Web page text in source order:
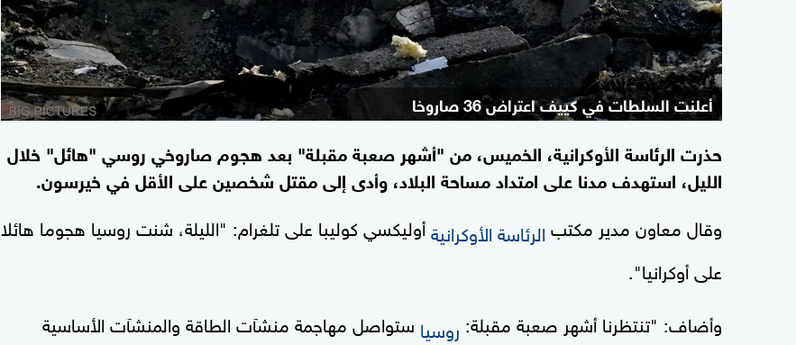
أعلنت السلطات في كييف اعتراض 36 صاروخا
حذرت الرئاسة الأوكرانية، الخميس، من "أشهر صعبة مقبلة" بعد هجوم صاروخي روسي "هائل" خلال
الليل، استهدف مدنا على امتداد مساحة البلاد، وأدى إلى مقتل شخصين على الأقل في خيرسون.
وقال معاون مدير مكتب الرئاسة الأوكرانيةأوليكسي كوليبا على تلغرام: "الليلة، شنت روسيا هجوما هائلا
على أوكرانيا".
وأضاف: "تنتظرنا أشهر صعبة مقبلة: روسيا ستواصل مهاجمة منشآت الطاقة والمنشآت الأساسية